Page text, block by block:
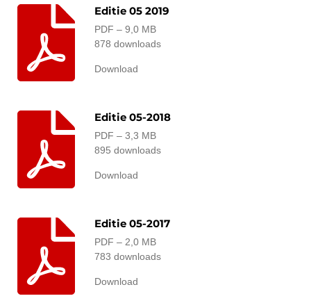
Editie 05 2019
PDF – 9,0 MB
878 downloads
Download
Editie 05-2018
PDF – 3,3 MB
895 downloads
Download
Editie 05-2017
PDF – 2,0 MB
783 downloads
Download